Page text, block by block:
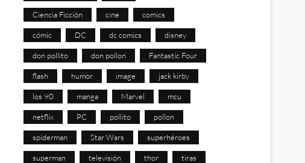
Ciencia Ficción cine comics
cómic DC dc comics disney
don pollito don pollon Fantastic Four
flash humor image jack kirby
los 90 manga Marvel mcu
netflix PC pollito pollon
spiderman Star Wars superhéroes
superman televisión thor tiras